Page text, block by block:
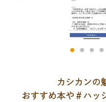
カシカンの
おすすめ本や＃ハッ